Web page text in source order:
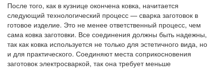
После того, как в кузнице окончена ковка, начитается
следующий технологический процесс — сварка заготовок в
готовое изделие. Это не менее ответственный процесс, чем
сама ковка заготовки. Все соединения должны быть надежны,
так как ковка используется не только для эстетичного вида, но
и для практического. Соединяют места соприкосновения
заготовок электросваркой, так она требует меньше